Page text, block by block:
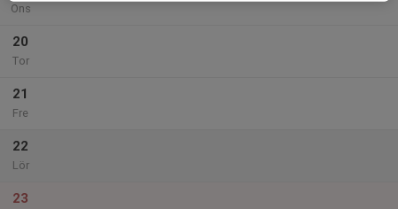
Ons
20
Tor
21
Fre
22
Lör
23